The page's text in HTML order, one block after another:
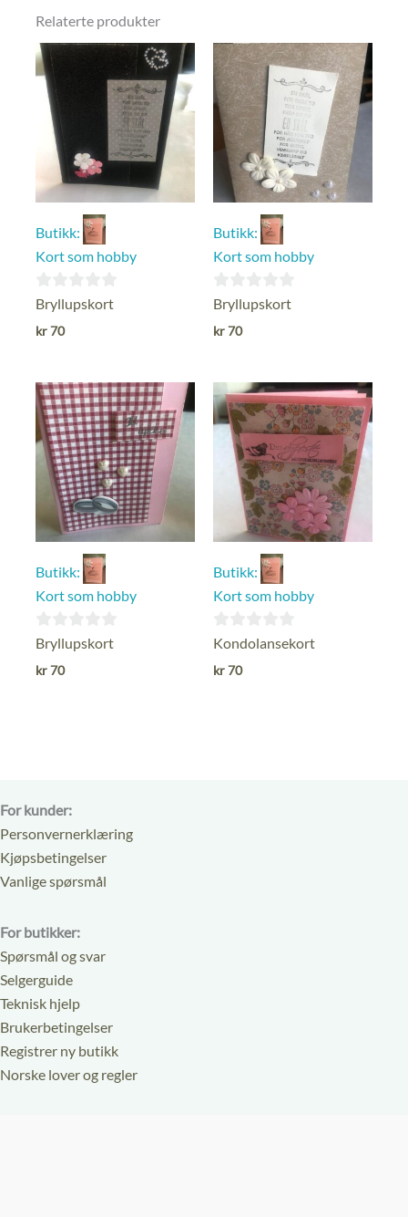
Relaterte produkter
Butikk:
Kort som hobby
0
ut
Bryllupskort
kr70
Butikk:
Kort som hobby
0
ut
Bryllupskort
kr70
Butikk:
Kort som hobby
0
ut
Bryllupskort
kr70
Butikk:
Kort som hobby
0
ut
Kondolansekort
kr70
For kunder:
Personvernerklæring
Kjøpsbetingelser
Vanlige spørsmål
For butikker:
Spørsmål og svar
Selgerguide
Teknisk hjelp
Brukerbetingelser
Registrer ny butikk
Norske lover og regler